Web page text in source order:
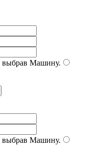
выбрав Машину.
выбрав Машину.